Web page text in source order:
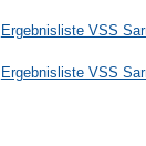
Ergebnisliste VSS
Ergebnisliste VSS